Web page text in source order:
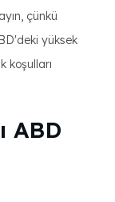
çünkü
yüksek
koşulları
ABD